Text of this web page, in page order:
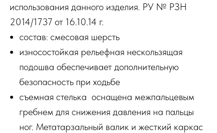
использования данного изделия. РУ № РЗН
2014/1737 от 16.10.14 г.
состав: смесовая шерсть
износостойкая рельефная нескользящая
подошва обеспечивает дополнительную
безопасность при ходьбе
съемная стелька оснащена межпальцевым
гребнем для снижения давления на пальцы
ног. Метатарзальный валик и жесткий каркас